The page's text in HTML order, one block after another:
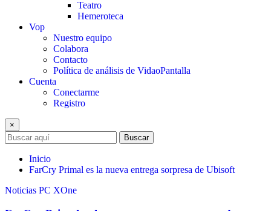
Teatro
Hemeroteca
Vop
Nuestro equipo
Colabora
Contacto
Política de análisis de VidaoPantalla
Cuenta
Conectarme
Registro
×
Buscar
Inicio
FarCry Primal es la nueva entrega sorpresa de Ubisoft
Noticias PC XOne